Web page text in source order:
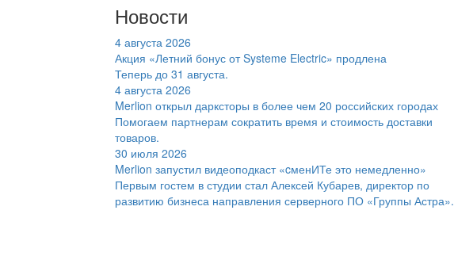
Новости
4 августа 2026
Акция «Летний бонус от Systeme Electric» продлена
Теперь до 31 августа.
4 августа 2026
Merlion открыл дарксторы в более чем 20 российских городах
Помогаем партнерам сократить время и стоимость доставки
товаров.
30 июля 2026
Merlion запустил видеоподкаст «cменИТе это немедленно»
Первым гостем в студии стал Алексей Кубарев, директор по
развитию бизнеса направления серверного ПО «Группы Астра».